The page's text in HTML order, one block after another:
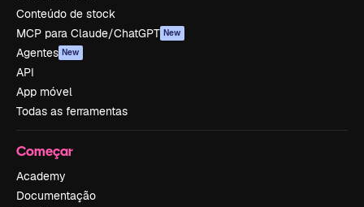
Conteúdo de stock
MCP para Claude/ChatGPT New
Agentes New
API
App móvel
Todas as ferramentas
Começar
Academy
Documentação